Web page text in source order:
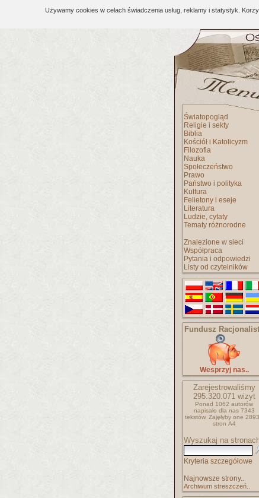
Używamy cookies w celach świadczenia usług, reklamy i statystyk.
Światopogląd
Religie i sekty
Biblia
Kościół i Katolicyzm
Filozofia
Nauka
Społeczeństwo
Prawo
Państwo i polityka
Kultura
Felietony i eseje
Literatura
Ludzie, cytaty
Tematy różnorodne
Znalezione w sieci
Współpraca
Pytania i odpowiedzi
Listy od czytelników
Fundusz
Wesprzyj nas..
Zarejestrowaliśmy
295.320.071wizyt
Ponad 1062 autorów
napisało dla nas 7343
tekstów. Zajęłyby one
stron A4
Wyszukaj na
Kryteria szczegółowe
Najnowsze strony..
Archiwum streszczeń..